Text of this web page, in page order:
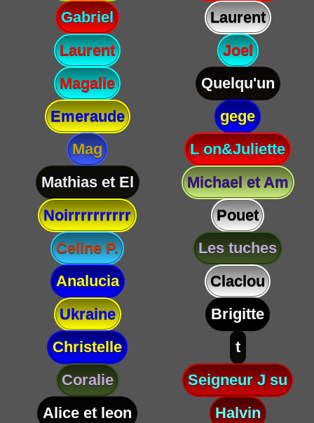
Gabriel
Laurent
Laurent
Joel
Magalie
Quelqu'un
Emeraude
gege
Mag
L on&Juliette
Mathias et El
Michael et Am
Noirrrrrrrrrr
Pouet
Celine P.
Les tuches
Analucia
Claclou
Ukraine
Brigitte
Christelle
t
Coralie
Seigneur J su
Alice et leon
Halvin